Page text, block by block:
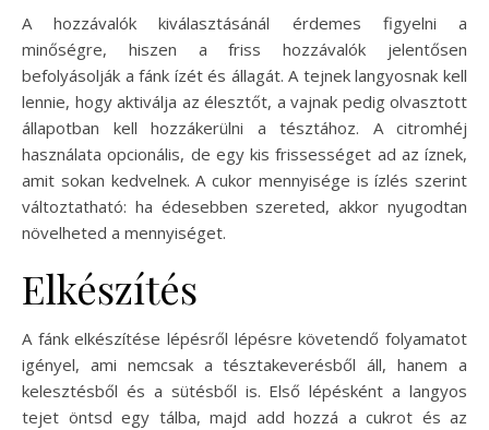
A hozzávalók kiválasztásánál érdemes figyelni a
minőségre, hiszen a friss hozzávalók jelentősen
befolyásolják a fánk ízét és állagát. A tejnek langyosnak kell
lennie, hogy aktiválja az élesztőt, a vajnak pedig olvasztott
állapotban kell hozzákerülni a tésztához. A citromhéj
használata opcionális, de egy kis frissességet ad az íznek,
amit sokan kedvelnek. A cukor mennyisége is ízlés szerint
változtatható: ha édesebben szereted, akkor nyugodtan
növelheted a mennyiséget.
Elkészítés
A fánk elkészítése lépésről lépésre követendő folyamatot
igényel, ami nemcsak a tésztakeverésből áll, hanem a
kelesztésből és a sütésből is. Első lépésként a langyos
tejet öntsd egy tálba, majd add hozzá a cukrot és az